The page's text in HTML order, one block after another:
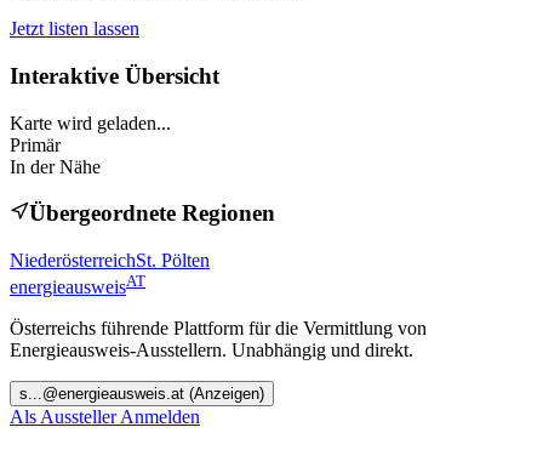
Jetzt listen lassen
Interaktive Übersicht
Karte wird geladen...
Primär
In der Nähe
Übergeordnete Regionen
NiederösterreichSt. Pölten
energieausweisAT
Österreichs führende Plattform für die Vermittlung von
Energieausweis-Ausstellern. Unabhängig und direkt.
s...@energieausweis.at (Anzeigen)
Als Aussteller Anmelden